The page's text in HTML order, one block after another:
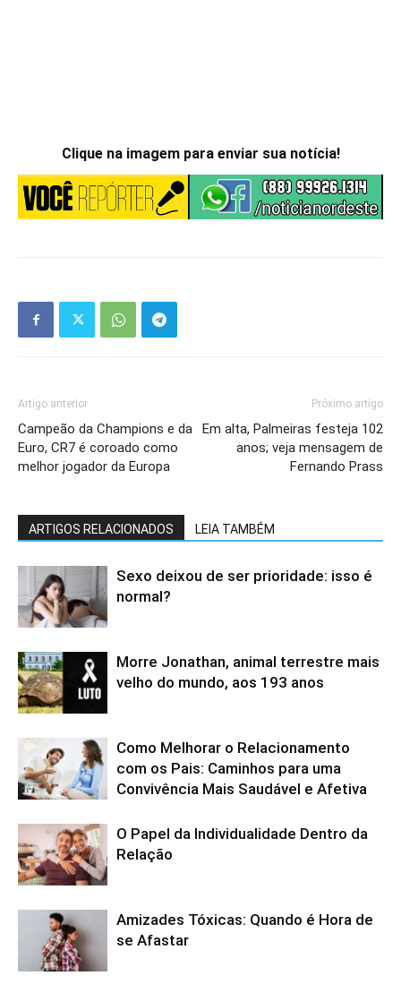
Clique na imagem para enviar sua notícia!
Artigo anterior
Campeão da Champions e da
Euro, CR7 é coroado como
melhor jogador da Europa
Próximo artigo
Em alta, Palmeiras festeja 102
anos; veja mensagem de
Fernando Prass
ARTIGOS RELACIONADOS LEIA TAMBÉM
Sexo deixou de ser prioridade: isso é
normal?
Morre Jonathan, animal terrestre mais
velho do mundo, aos 193 anos
Como Melhorar o Relacionamento
com os Pais: Caminhos para uma
Convivência Mais Saudável e Afetiva
O Papel da Individualidade Dentro da
Relação
Amizades Tóxicas: Quando é Hora de
se Afastar